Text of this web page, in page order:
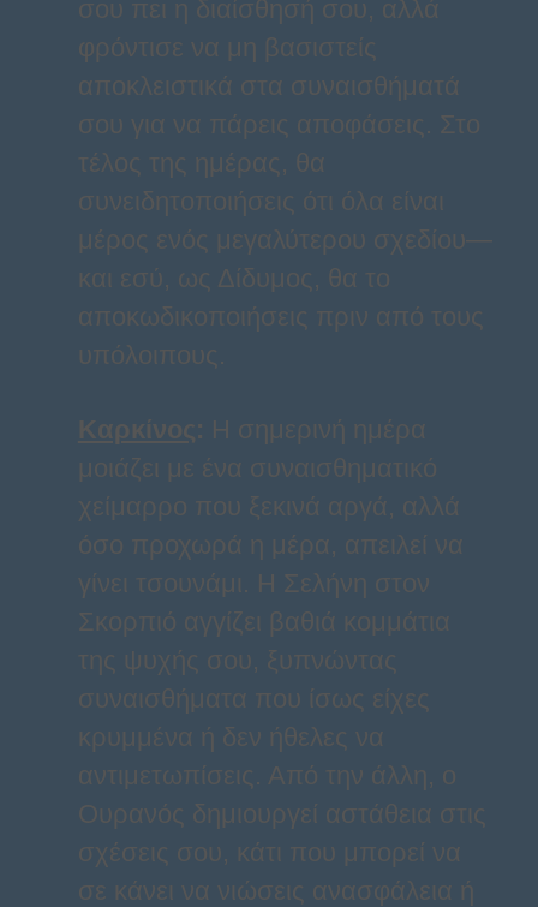
σου πει η διαίσθησή σου, αλλά
φρόντισε να μη βασιστείς
αποκλειστικά στα συναισθήματά
σου για να πάρεις αποφάσεις. Στο
τέλος της ημέρας, θα
συνειδητοποιήσεις ότι όλα είναι
μέρος ενός μεγαλύτερου σχεδίου—
και εσύ, ως Δίδυμος, θα το
αποκωδικοποιήσεις πριν από τους
υπόλοιπους.
Καρκίνος: Η σημερινή ημέρα
μοιάζει με ένα συναισθηματικό
χείμαρρο που ξεκινά αργά, αλλά
όσο προχωρά η μέρα, απειλεί να
γίνει τσουνάμι. Η Σελήνη στον
Σκορπιό αγγίζει βαθιά κομμάτια
της ψυχής σου, ξυπνώντας
συναισθήματα που ίσως είχες
κρυμμένα ή δεν ήθελες να
αντιμετωπίσεις. Από την άλλη, ο
Ουρανός δημιουργεί αστάθεια στις
σχέσεις σου, κάτι που μπορεί να
σε κάνει να νιώσεις ανασφάλεια ή